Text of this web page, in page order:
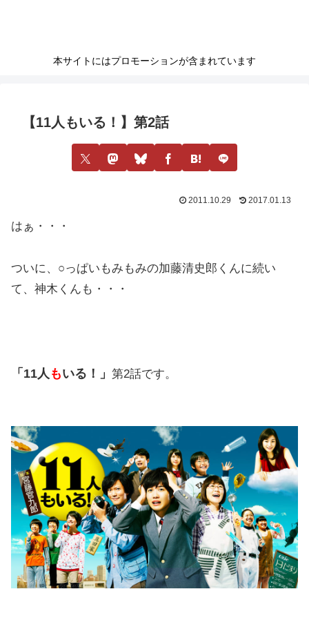
本サイトにはプロモーションが含まれています
【11人もいる！】第2話
2011.10.29 2017.01.13
はぁ・・・
ついに、○っぱいもみもみの加藤清史郎くんに続い
て、神木くんも・・・
「11人 もいる！」 第2話です。